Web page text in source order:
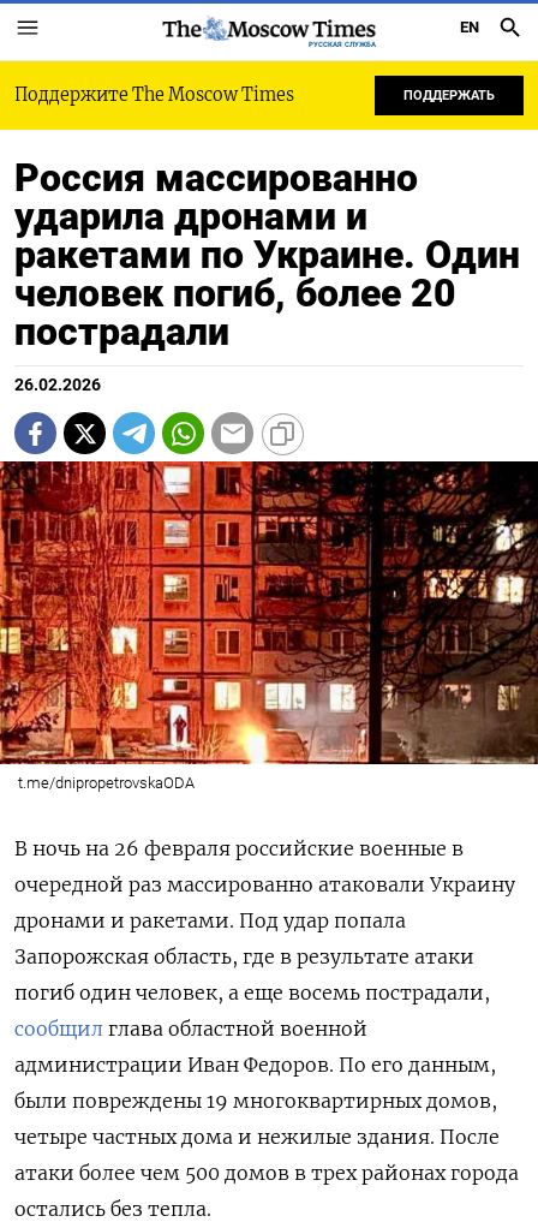
РУССКАЯ СЛУЖБА
EN
Поддержите The Moscow Times ПОДДЕРЖАТЬ
Россия массированно
ударила дронами и
ракетами по Украине. Один
человек погиб, более 20
пострадали
26.02.2026
t.me/dnipropetrovskaODA
В ночь на 26 февраля российские военные в
очередной раз массированно атаковали Украину
дронами и ракетами. Под удар попала
Запорожская область, где в результате атаки
погиб один человек, а еще восемь пострадали,
сообщил глава областной военной
администрации Иван Федоров. По его данным,
были повреждены 19 многоквартирных домов,
четыре частных дома и нежилые здания. После
атаки более чем 500 домов в трех районах города
остались без тепла.